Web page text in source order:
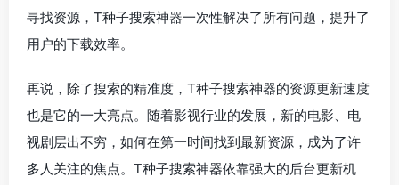
寻找资源，T种子搜索神器一次性解决了所有问题，提升了
用户的下载效率。
再说，除了搜索的精准度，T种子搜索神器的资源更新速度
也是它的一大亮点。随着影视行业的发展，新的电影、电
视剧层出不穷，如何在第一时间找到最新资源，成为了许
多人关注的焦点。T种子搜索神器依靠强大的后台更新机